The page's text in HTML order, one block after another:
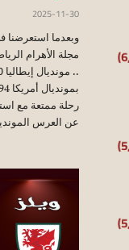
2025-11-30
وبعدما استعرضنا
مجلة الأهرام
رحلة ممتعة مع
عن العرس